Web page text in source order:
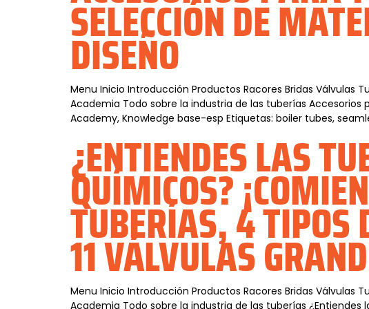
SELECCIÓN DE
DISEÑO
Menu Inicio Introducción Productos Racores Bridas Válvulas
Academia Todo sobre la industria de las tuberías
Academy, Knowledge base-esp Etiquetas: boiler tubes,
¿ENTIENDES LAS
QUÍMICOS?
TUBERÍAS, 4 TIPOS
11 VÁLVULAS
Menu Inicio Introducción Productos Racores Bridas Válvulas
Academia Todo sobre la industria de las tuberías